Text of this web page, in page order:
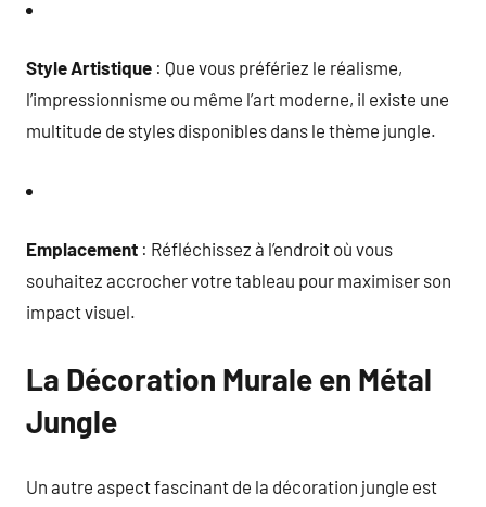
Style Artistique : Que vous préfériez le réalisme,
l’impressionnisme ou même l’art moderne, il existe une
multitude de styles disponibles dans le thème jungle.
Emplacement : Réfléchissez à l’endroit où vous
souhaitez accrocher votre tableau pour maximiser son
impact visuel.
La Décoration Murale en Métal
Jungle
Un autre aspect fascinant de la décoration jungle est